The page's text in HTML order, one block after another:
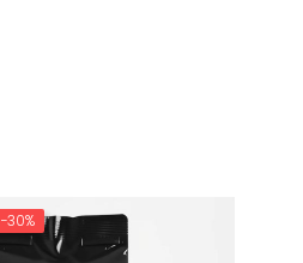
−30%